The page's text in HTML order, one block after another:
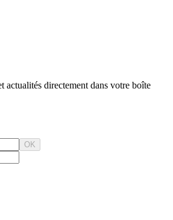
actualités directement dans votre boîte
OK